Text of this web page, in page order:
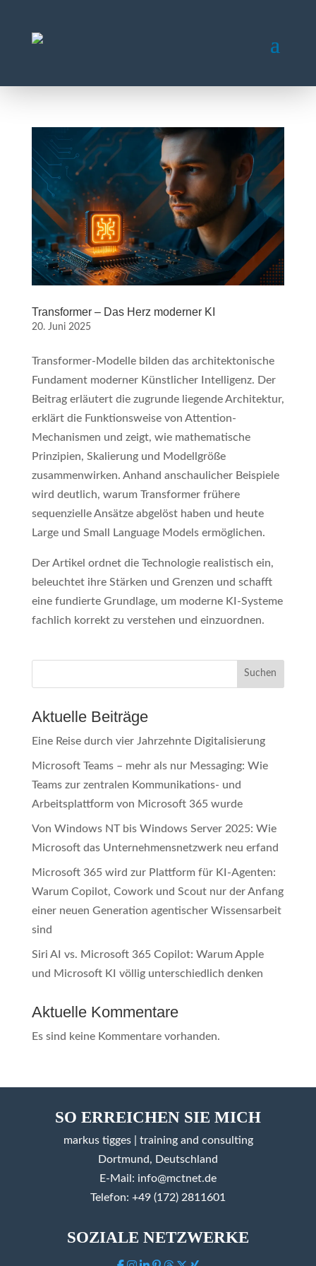
Transformer – Das Herz moderner KI
20. Juni 2025
Transformer-Modelle bilden das architektonische
Fundament moderner Künstlicher Intelligenz. Der
Beitrag erläutert die zugrunde liegende Architektur,
erklärt die Funktionsweise von Attention-
Mechanismen und zeigt, wie mathematische
Prinzipien, Skalierung und Modellgröße
zusammenwirken. Anhand anschaulicher Beispiele
wird deutlich, warum Transformer frühere
sequenzielle Ansätze abgelöst haben und heute
Large und Small Language Models ermöglichen.
Der Artikel ordnet die Technologie realistisch ein,
beleuchtet ihre Stärken und Grenzen und schafft
eine fundierte Grundlage, um moderne KI-Systeme
fachlich korrekt zu verstehen und einzuordnen.
Suchen
Aktuelle Beiträge
Eine Reise durch vier Jahrzehnte Digitalisierung
Microsoft Teams – mehr als nur Messaging: Wie
Teams zur zentralen Kommunikations- und
Arbeitsplattform von Microsoft 365 wurde
Von Windows NT bis Windows Server 2025: Wie
Microsoft das Unternehmensnetzwerk neu erfand
Microsoft 365 wird zur Plattform für KI-Agenten:
Warum Copilot, Cowork und Scout nur der Anfang
einer neuen Generation agentischer Wissensarbeit
sind
Siri AI vs. Microsoft 365 Copilot: Warum Apple
und Microsoft KI völlig unterschiedlich denken
Aktuelle Kommentare
Es sind keine Kommentare vorhanden.
SO ERREICHEN SIE MICH
markus tigges | training and consulting
Dortmund, Deutschland
E-Mail: info@mctnet.de
Telefon: +49 (172) 2811601
SOZIALE NETZWERKE